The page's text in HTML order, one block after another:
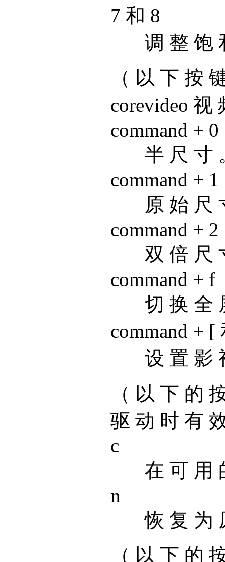
7 和 8
调 整 饱
（ 以 下 按
corevideo 视
command + 0
半 尺 寸
command + 1
原 始 尺
command + 2
双 倍 尺
command + f
切 换 全
command + [
设 置 影
（ 以 下 的
驱 动 时 有
c
在 可 用
n
恢 复 为
（ 以 下 的